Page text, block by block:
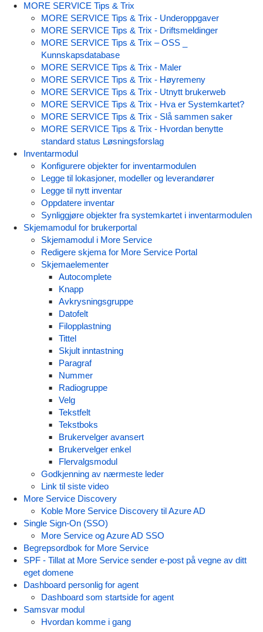
MORE SERVICE Tips & Trix
MORE SERVICE Tips & Trix - Underoppgaver
MORE SERVICE Tips & Trix - Driftsmeldinger
MORE SERVICE Tips & Trix – OSS _
Kunnskapsdatabase
MORE SERVICE Tips & Trix - Maler
MORE SERVICE Tips & Trix - Høyremeny
MORE SERVICE Tips & Trix - Utnytt brukerweb
MORE SERVICE Tips & Trix - Hva er Systemkartet?
MORE SERVICE Tips & Trix - Slå sammen saker
MORE SERVICE Tips & Trix - Hvordan benytte
standard status Løsningsforslag
Inventarmodul
Konfigurere objekter for inventarmodulen
Legge til lokasjoner, modeller og leverandører
Legge til nytt inventar
Oppdatere inventar
Synliggjøre objekter fra systemkartet i inventarmodulen
Skjemamodul for brukerportal
Skjemamodul i More Service
Redigere skjema for More Service Portal
Skjemaelementer
Autocomplete
Knapp
Avkrysningsgruppe
Datofelt
Filopplastning
Tittel
Skjult inntastning
Paragraf
Nummer
Radiogruppe
Velg
Tekstfelt
Tekstboks
Brukervelger avansert
Brukervelger enkel
Flervalgsmodul
Godkjenning av nærmeste leder
Link til siste video
More Service Discovery
Koble More Service Discovery til Azure AD
Single Sign-On (SSO)
More Service og Azure AD SSO
Begrepsordbok for More Service
SPF - Tillat at More Service sender e-post på vegne av ditt
eget domene
Dashboard personlig for agent
Dashboard som startside for agent
Samsvar modul
Hvordan komme i gang